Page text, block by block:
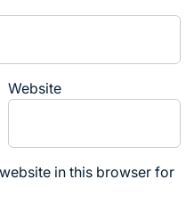
Website
in this browser for